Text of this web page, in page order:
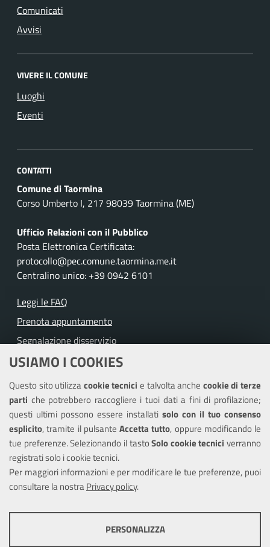
USIAMO I COOKIES
Questo sito utilizzacookie tecnicie talvolta anche cookie di terze
parti che potrebbero raccogliere i tuoi dati a fini di profilazione;
questi ultimi possono essere installati solo con il tuo consenso
esplicito, tramite il pulsante Accetta tutto, oppure modificando le
tue preferenze. Selezionando il tastoSolo cookie tecnici verranno
registrati solo i cookie tecnici.
Per maggiori informazioni e per modificare le tue preferenze, puoi
consultare la nostraPrivacy policy.
PERSONALIZZA
Comunicati
Avvisi
VIVERE IL COMUNE
Luoghi
Eventi
CONTATTI
Comune di Taormina
Corso Umberto I, 217 98039 Taormina (ME)
Ufficio Relazioni con il Pubblico
Posta Elettronica Certificata:
protocollo@pec.comune.taormina.me.it
Centralino unico: +39 0942 6101
Leggi le FAQ
Prenota appuntamento
Segnalazione disservizio
Richiesta assistenza
Amministrazione trasparente
Informativa privacy
Note legali
Piano di miglioramento del sito
Dichiarazione di accessibilità